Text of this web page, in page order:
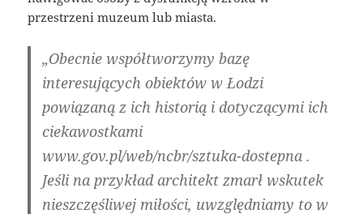
przestrzeni muzeum lub miasta.
„Obecnie współtworzymy bazę
interesujących obiektów w Łodzi
powiązaną z ich historią i dotyczącymi ich
ciekawostkami
www.gov.pl/web/ncbr/sztuka-dostepna .
Jeśli na przykład architekt zmarł wskutek
nieszczęśliwej miłości, uwzględniamy to w